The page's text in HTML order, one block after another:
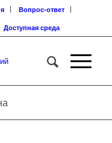
Вопрос-ответ
Доступная среда